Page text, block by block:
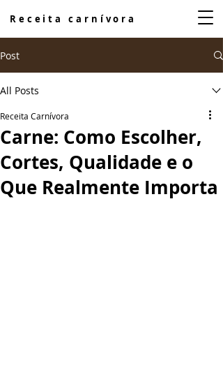
Receita carnívora
Post
All Posts
Carne: Como Escolher,
Cortes, Qualidade e o
Que Realmente Importa
Receita Carnívora